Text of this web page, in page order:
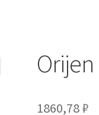
Orijen
1860,78₽